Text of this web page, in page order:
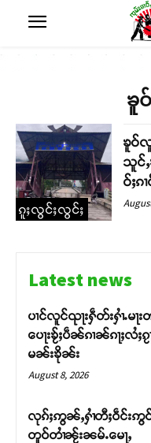
ၶူ
ၵူႈလွင်ႈလွင်ႈ
ၶူဝ်
သူင်ႇ
ဝ်ႈၵ
Latest news
ပၢင်လူင်ၺႃးႁဵတ်းႁၢႆႉမႃး
ပေႃးၶႂ်ႈပဵၼ်ၵၢၼ်ၵႃႈလႆႈၵႂ
မၼ်းၶိုၼ်း
August 8, 2026
လုၵ်ႈဢွၼ်ႇႁၢႆတီႈဝဵင်းဢွ
တူဝ်တၢႆၼႂ်းၼမ်ႉမေႃႇ